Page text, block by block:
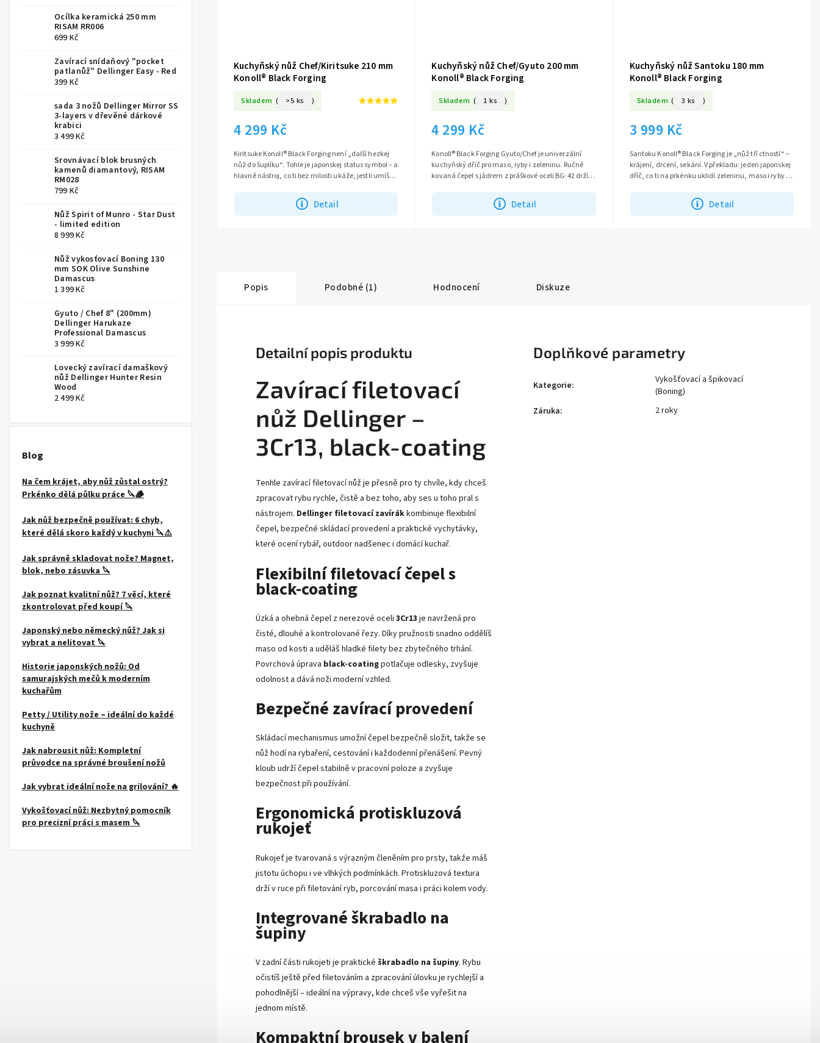
Ocílka keramická 250 mm
RISAM RR006
699 Kč
Zavírací snídaňový "pocket
patlanůž" Dellinger Easy - Red
399 Kč
sada 3 nožů Dellinger Mirror SS
3-layers v dřevěné dárkové
krabici
3 499 Kč
Srovnávací blok brusných
kamenů diamantový, RISAM
RM028
799 Kč
Nůž Spirit of Munro - Star Dust
- limited edition
8 999 Kč
Nůž vykosťovací Boning 130
mm SOK Olive Sunshine
Damascus
1 399 Kč
Gyuto / Chef 8" (200mm)
Dellinger Harukaze
Professional Damascus
3 999 Kč
Lovecký zavírací damaškový
nůž Dellinger Hunter Resin
Wood
2 499 Kč
Blog
Na čem krájet, aby nůž zůstal ostrý?
Prkénko dělá půlku práce 🔪🪵
Jak nůž bezpečně používat: 6 chyb,
které dělá skoro každý v kuchyni 🔪⚠️
Jak správně skladovat nože? Magnet,
blok, nebo zásuvka 🔪
Jak poznat kvalitní nůž? 7 věcí, které
zkontrolovat před koupí 🔪
Japonský nebo německý nůž? Jak si
vybrat a nelitovat 🔪
Historie japonských nožů: Od
samurajských mečů k moderním
kuchařům
Petty / Utility nože – ideální do každé
kuchyně
Jak nabrousit nůž: Kompletní
průvodce na správné broušení nožů
Jak vybrat ideální nože na grilování? 🔥
Vykošťovací nůž: Nezbytný pomocník
pro precizní práci s masem 🔪
Kuchyňský nůž Chef/Kiritsuke 210 mm
Konoll® Black Forging
Skladem ( >5 ks )
4 299 Kč
Detail
Kiritsuke Konoll® Black Forging není „další hezkej
nůž do šuplíku“. Tohle je japonskej status symbol – a
hlavně nástroj, co ti bez milosti ukáže, jestli umíš
Kuchyňský nůž Chef/Gyuto 200 mm
Konoll® Black Forging
Skladem ( 1 ks )
4 299 Kč
Detail
Konoll® Black Forging Gyuto/Chef je univerzální
kuchyňský dříč pro maso, ryby i zeleninu. Ručně
kovaná čepel s jádrem z práškové oceli BG-42 drží
Kuchyňský nůž Santoku 180 mm
Konoll® Black Forging
Skladem ( 3 ks )
3 999 Kč
Detail
Santoku Konoll® Black Forging je „nůž tří ctností“ –
krájení, drcení, sekání. V překladu: jeden japonskej
dříč, co ti na prkénku uklidí zeleninu, maso i ryby a
Popis Podobné (1) Hodnocení Diskuze
Detailní popis produktu
Zavírací filetovací
nůž Dellinger –
3Cr13, black-coating
Tenhle zavírací filetovací nůž je přesně pro ty chvíle, kdy chceš
zpracovat rybu rychle, čistě a bez toho, aby ses u toho pral s
nástrojem. Dellinger filetovací zavírákkombinuje flexibilní
čepel, bezpečné skládací provedení a praktické vychytávky,
které ocení rybář, outdoor nadšenec i domácí kuchař.
Flexibilní filetovací čepel s
black-coating
Úzká a ohebná čepel z nerezové oceli 3Cr13 je navržená pro
čisté, dlouhé a kontrolované řezy. Díky pružnosti snadno oddělíš
maso od kosti a uděláš hladké filety bez zbytečného trhání.
Povrchová úprava black-coatingpotlačuje odlesky, zvyšuje
odolnost a dává noži moderní vzhled.
Bezpečné zavírací provedení
Skládací mechanismus umožní čepel bezpečně složit, takže se
nůž hodí na rybaření, cestování i každodenní přenášení. Pevný
kloub udrží čepel stabilně v pracovní poloze a zvyšuje
bezpečnost při používání.
Ergonomická protiskluzová
rukojeť
Rukojeť je tvarovaná s výrazným členěním pro prsty, takže máš
jistotu úchopu i ve vlhkých podmínkách. Protiskluzová textura
drží v ruce při filetování ryb, porcování masa i práci kolem vody.
Integrované škrabadlo na
šupiny
V zadní části rukojeti je praktické škrabadlo na šupiny. Rybu
očistíš ještě před filetováním a zpracování úlovku je rychlejší a
pohodlnější – ideální na výpravy, kde chceš vše vyřešit na
jednom místě.
Kompaktní brousek v balení
Doplňkové parametry
Kategorie:
Vykošťovací a špikovací
(Boning)
Záruka: 2 roky